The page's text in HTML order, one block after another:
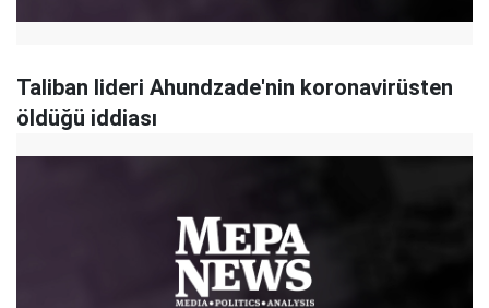
Taliban lideri Ahundzade'nin koronavirüsten
öldüğü iddiası